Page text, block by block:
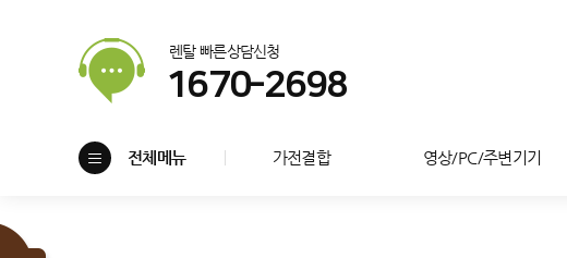
렌탈 빠른상담신청
1670-2698
전체메뉴 가전결합 영상/PC/주변기기